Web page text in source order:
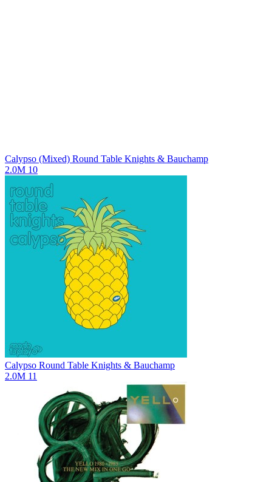
Calypso (Mixed) Round Table Knights & Bauchamp
2.0M 10
Calypso Round Table Knights & Bauchamp
2.0M 11